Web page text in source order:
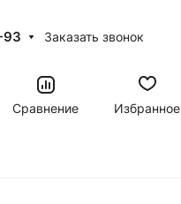
93 Заказать звонок
Сравнение Избранное